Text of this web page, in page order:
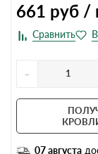
661 руб /
-
07 августа